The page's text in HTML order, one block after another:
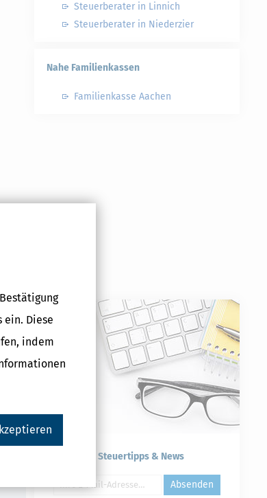
ein. Diese
indem
Steuerberater in Linnich
Steuerberater in Niederzier
Nahe Familienkassen
Familienkasse Aachen
Kostenlose Steuertipps & News
Absenden